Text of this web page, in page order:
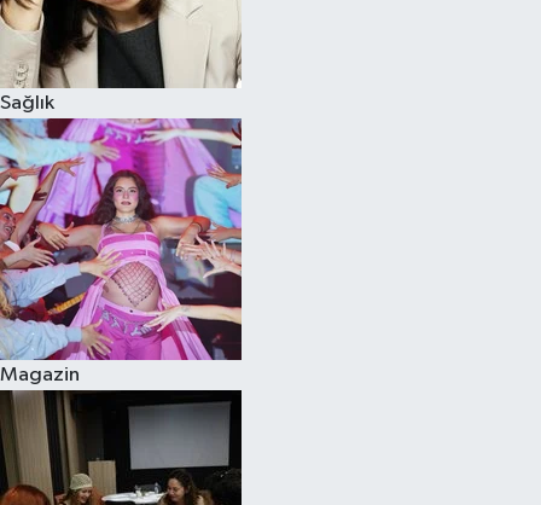
Sağlık
Magazin
Spor
Çocuk
Eğitim
Hava Durumu
Kadın
Kim kimdir?
Kültür Sanat